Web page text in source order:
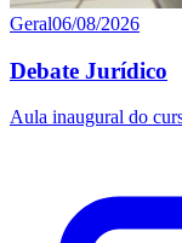
Geral06/08/2026
Debate Jurídico
Aula inaugural do